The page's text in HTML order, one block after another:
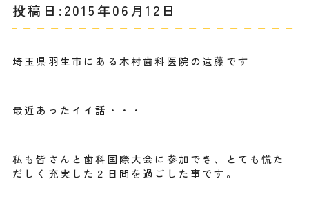
投稿日:2015年06月12日
埼玉県羽生市にある木村歯科医院の遠藤です
最近あったイイ話・・・
私も皆さんと歯科国際大会に参加でき、とても慌た
だしく充実した２日間を過ごした事です。